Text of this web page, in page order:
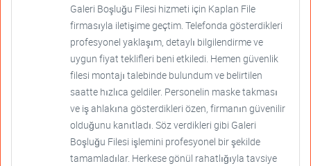
Galeri Boşluğu Filesi hizmeti için Kaplan File
firmasıyla iletişime geçtim. Telefonda gösterdikleri
profesyonel yaklaşım, detaylı bilgilendirme ve
uygun fiyat teklifleri beni etkiledi. Hemen güvenlik
filesi montajı talebinde bulundum ve belirtilen
saatte hızlıca geldiler. Personelin maske takması
ve iş ahlakına gösterdikleri özen, firmanın güvenilir
olduğunu kanıtladı. Söz verdikleri gibi Galeri
Boşluğu Filesi işlemini profesyonel bir şekilde
tamamladılar. Herkese gönül rahatlığıyla tavsiye